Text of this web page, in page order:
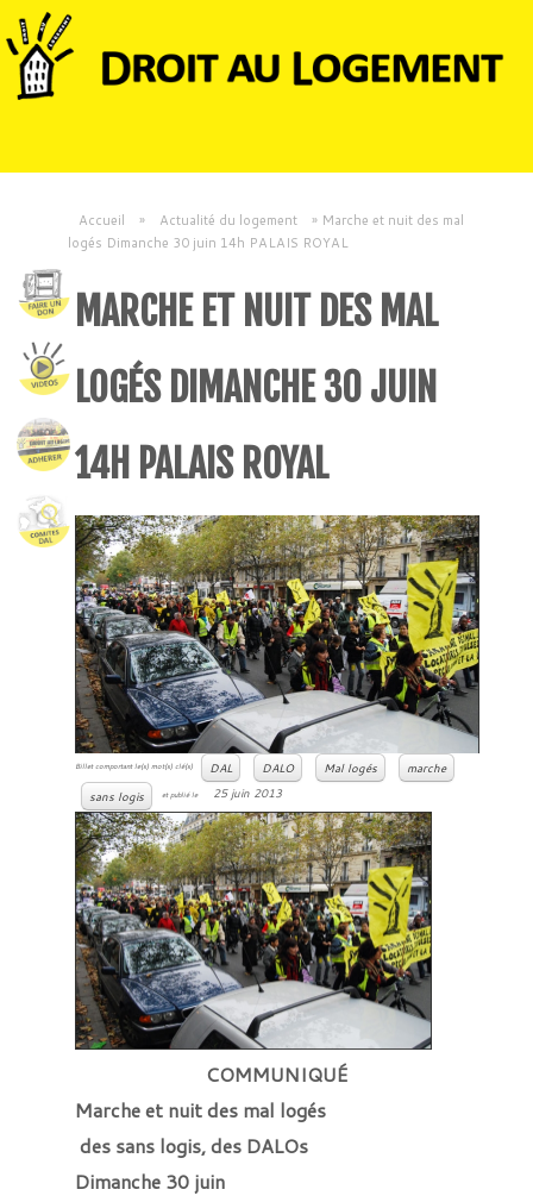
Accueil » Actualité du logement » Marche et nuit des mal
logés Dimanche 30 juin 14h PALAIS ROYAL
MARCHE ET NUIT DES MAL
LOGÉS DIMANCHE 30 JUIN
14H PALAIS ROYAL
Billet comportant le(s) mot(s) clé(s) DAL DALO Mal logés
marche
sans logis
et publié le 25 juin 2013
COMMUNIQUÉ
Marche et nuit des mal logés
des sans logis, des DALOs
Dimanche 30 juin